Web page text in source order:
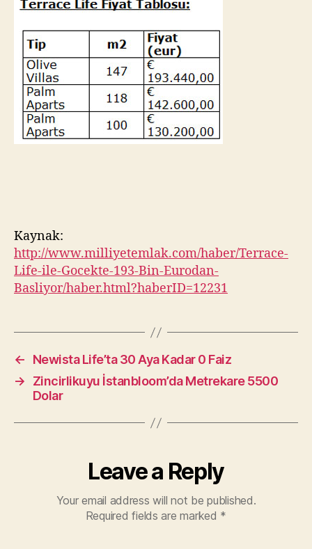
Kaynak:
http://www.milliyetemlak.com/haber/Terrace-
Life-ile-Gocekte-193-Bin-Eurodan-
Basliyor/haber.html?haberID=12231
←
Newista Life’ta 30 Aya Kadar 0 Faiz
→
Zincirlikuyu İstanbloom’da Metrekare 5500
Dolar
Leave a Reply
Your email address will not be published.
Required fields are marked *